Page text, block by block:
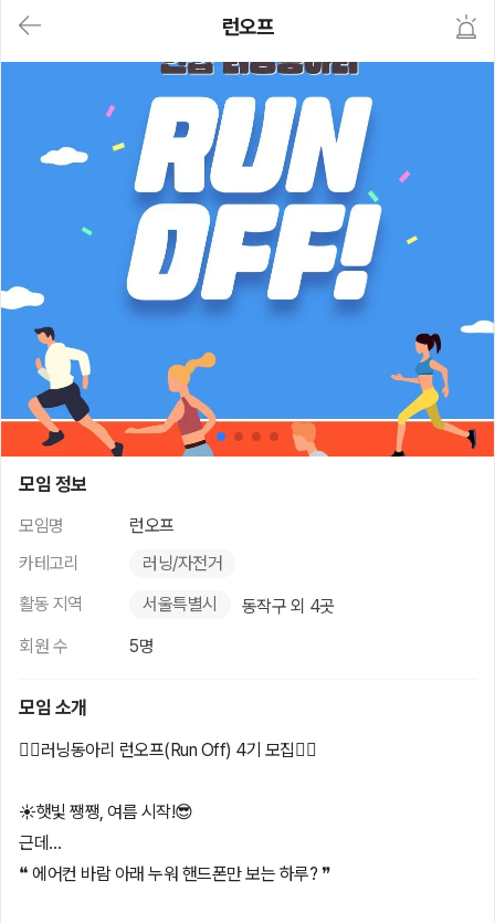
가
임,
M
가
런오프
모임 정보
모임명
런오프
카테고리
러닝/자전거
활동 지역
서울특별시
동작구 외 4곳
회원 수
5명
모임 소개
🏃‍♂️러닝동아리 런오프(Run Off) 4기 모집🏃‍♂️
☀️햇빛 쨍쨍, 여름 시작!😎
근데…
❝ 에어컨 바람 아래 누워 핸드폰만 보는 하루? ❞